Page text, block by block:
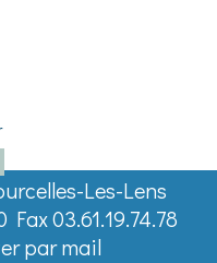
votre
adresse
email
(obligatoire)
Les-Lens
03.61.19.74.78
par mail